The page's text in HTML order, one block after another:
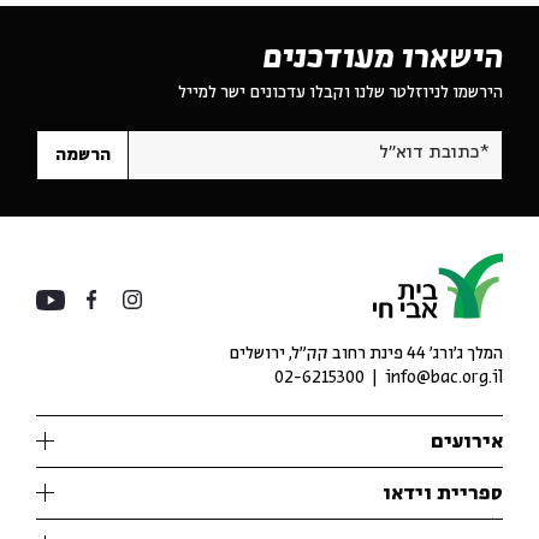
הישארו מעודכנים
הירשמו לניוזלטר שלנו וקבלו עדכונים ישר למייל
*כתובת דוא"ל הרשמה
אירועים
אנגלית
ספריית וידאו
המלך ג'ורג' 44 פינת רחוב קק״ל, ירושלים
info@bac.org.il
02-6215300